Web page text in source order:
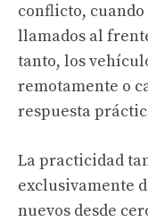
conflicto, cuando
llamados al
tanto, los
remotamente o
respuesta
La practicidad
exclusivamente
nuevos desde